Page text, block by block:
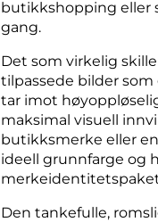
butikkshopping eller
gang.
Det som virkelig
tilpassede bilder
tar imot
maksimal visuell
butikksmerke eller
ideell grunnfarge og
Den tankefulle,